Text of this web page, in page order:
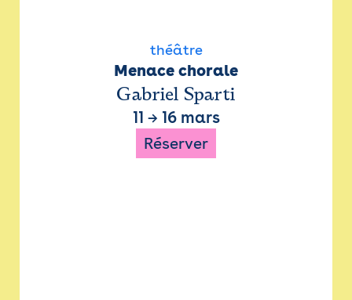
théâtre
Menace chorale
Gabriel Sparti
11 → 16 mars
Réserver